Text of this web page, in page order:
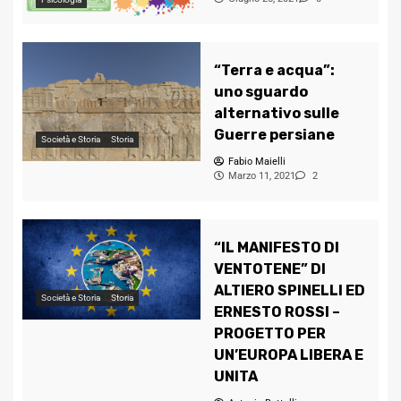
Società e Storia Storia
“Terra e acqua”:
uno sguardo
alternativo sulle
Guerre persiane
Fabio Maielli
Marzo 11, 2021
2
Società e Storia Storia
“IL MANIFESTO DI
VENTOTENE” DI
ALTIERO SPINELLI ED
ERNESTO ROSSI –
PROGETTO PER
UN’EUROPA LIBERA E
UNITA